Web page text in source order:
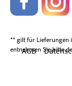
AGB
** gilt für Lieferungen
entnehmen Sie bitte